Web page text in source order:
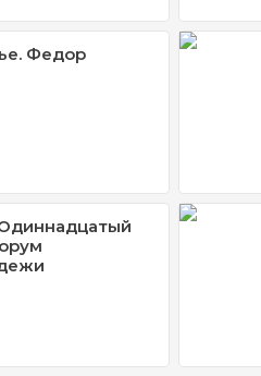
Федор